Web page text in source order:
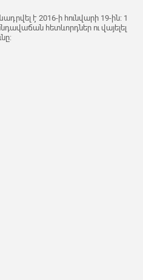
է 2016-ի հունվարի 19-ին։ 1
հետևորդներ ու վայելել